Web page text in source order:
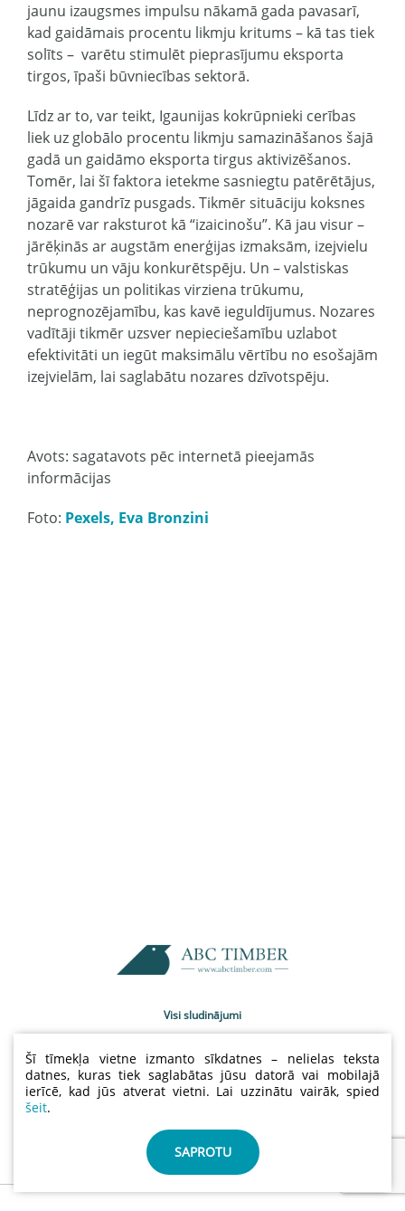
jaunu izaugsmes impulsu nākamā gada pavasarī,
kad gaidāmais procentu likmju kritums – kā tas tiek
solīts – varētu stimulēt pieprasījumu eksporta
tirgos, īpaši būvniecības sektorā.
Līdz ar to, var teikt, Igaunijas kokrūpnieki cerības
liek uz globālo procentu likmju samazināšanos šajā
gadā un gaidāmo eksporta tirgus aktivizēšanos.
Tomēr, lai šī faktora ietekme sasniegtu patērētājus,
jāgaida gandrīz pusgads. Tikmēr situāciju koksnes
nozarē var raksturot kā “izaicinošu”. Kā jau visur –
jārēķinās ar augstām enerģijas izmaksām, izejvielu
trūkumu un vāju konkurētspēju. Un – valstiskas
stratēģijas un politikas virziena trūkumu,
neprognozējamību, kas kavē ieguldījumus. Nozares
vadītāji tikmēr uzsver nepieciešamību uzlabot
efektivitāti un iegūt maksimālu vērtību no esošajām
izejvielām, lai saglabātu nozares dzīvotspēju.
Avots: sagatavots pēc internetā pieejamās
informācijas
Foto: Pexels, Eva Bronzini
Visi sludinājumi
Kontakti
Sludinājumu cenas
Sīkdatņu un privātuma politika
Šī tīmekļa vietne izmanto sīkdatnes – nelielas teksta
datnes, kuras tiek saglabātas jūsu datorā vai mobilajā
ierīcē, kad jūs atverat vietni. Lai uzzinātu vairāk, spied
šeit.
SAPROTU